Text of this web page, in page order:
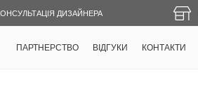
ДИЗАЙНЕРА
ПАРТНЕРСТВО ВІДГУКИ КОНТАКТИ